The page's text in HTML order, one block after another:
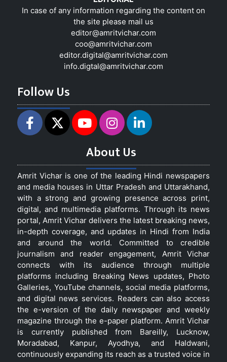
In case of any information regarding the content on
the site please mail us
editor@amritvichar.com
coo@amritvichar.com
editor.digital@amritvichar.com
info.digtal@amritvichar.com
Follow Us
About Us
Amrit Vichar is one of the leading Hindi newspapers
and media houses in Uttar Pradesh and Uttarakhand,
with a strong and growing presence across print,
digital, and multimedia platforms. Through its news
portal, Amrit Vichar delivers the latest breaking news,
in-depth coverage, and updates in Hindi from India
and around the world. Committed to credible
journalism and reader engagement, Amrit Vichar
connects with its audience through multiple
platforms including Breaking News updates, Photo
Galleries, YouTube channels, social media platforms,
and digital news services. Readers can also access
the e-version of the daily newspaper and weekly
magazine through the e-paper platform. Amrit Vichar
is currently published from Bareilly, Lucknow,
Moradabad, Kanpur, Ayodhya, and Haldwani,
continuously expanding its reach as a trusted voice in